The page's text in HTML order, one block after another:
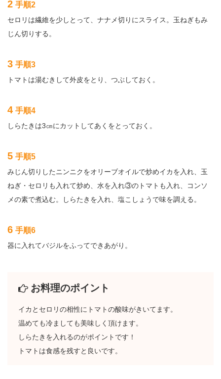
2 手順2
セロリは繊維を少しとって、ナナメ切りにスライス。玉ねぎもみ
じん切りする。
3 手順3
トマトは湯むきして外皮をとり、つぶしておく。
4 手順4
しらたきは3㎝にカットしてあくをとっておく。
5 手順5
みじん切りしたニンニクをオリーブオイルで炒めイカを入れ、玉
ねぎ・セロリも入れて炒め、水を入れ③のトマトも入れ、コンソ
メの素で煮込む。しらたきを入れ、塩こしょうで味を調える。
6 手順6
器に入れてバジルをふってできあがり。
お料理のポイント
イカとセロリの相性にトマトの酸味がきいてます。
温めても冷ましても美味しく頂けます。
しらたきを入れるのがポイントです！
トマトは食感を残すと良いです。